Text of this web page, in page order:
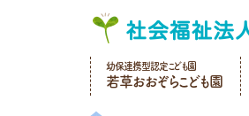
幼保連携型認定こども園
若草おおぞらこども園